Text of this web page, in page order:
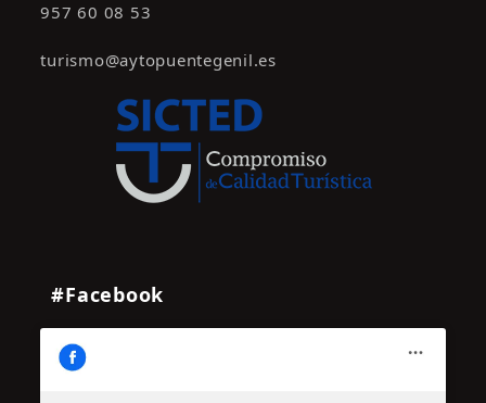
957 60 08 53
turismo@aytopuentegenil.es
#Facebook